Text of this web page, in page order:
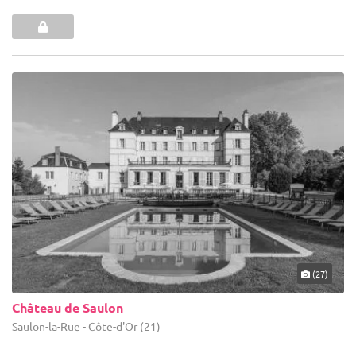
(27)
Château de Saulon
Saulon-la-Rue - Côte-d'Or (21)